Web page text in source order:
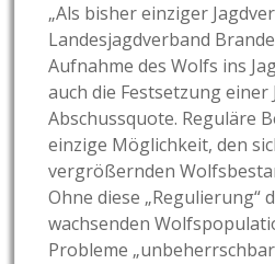
„Als bisher einziger
Landesjagdverband
Aufnahme des Wolfs ins
auch die Festsetzung
Abschussquote. Reguläre
einzige Möglichkeit, den
vergrößernden
Ohne diese „Regulierung“
wachsenden
Probleme